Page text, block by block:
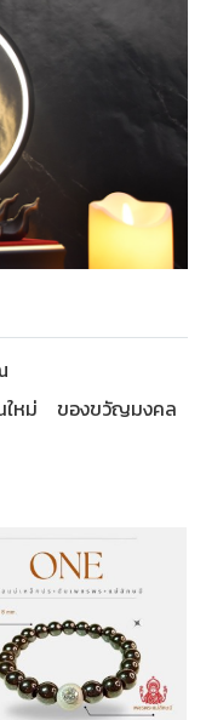
หม่
ของขวัญมงคล